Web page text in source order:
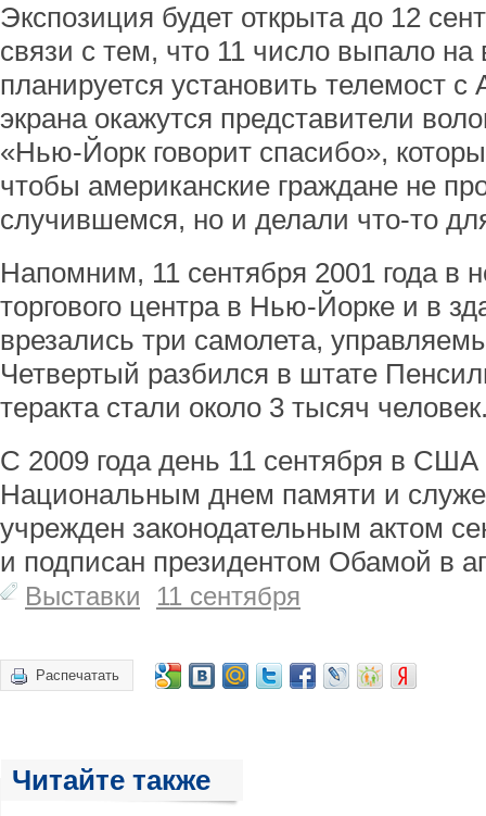
Экспозиция будет открыта до 12
связи с тем, что 11 число выпало на
планируется установить телемост
экрана окажутся представители
«Нью-Йорк говорит спасибо»,
чтобы американские граждане не
случившемся, но и делали что-то
Напомним, 11 сентября 2001 года в
торгового центра в Нью-Йорке и в
врезались три самолета,
Четвертый разбился в штате
теракта стали около 3 тысяч
С 2009 года день 11 сентября в США
Национальным днем памяти и
учрежден законодательным актом
и подписан президентом Обамой в
Выставки 11 сентября
Распечатать
Читайте также